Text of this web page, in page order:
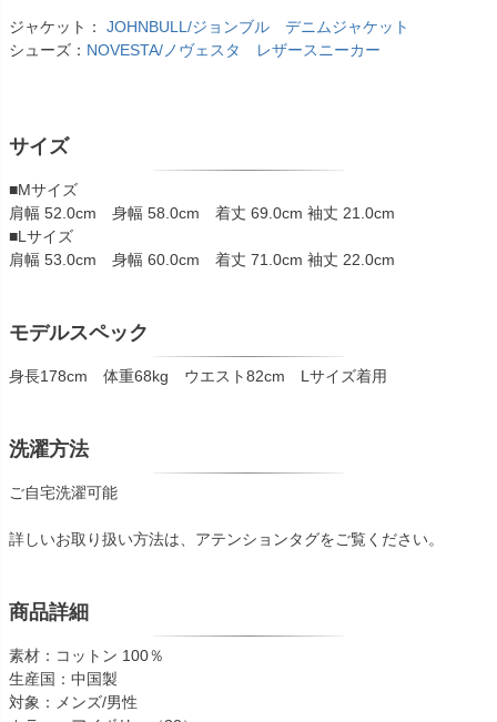
ジャケット：
JOHNBULL/ジョンブル デニムジャケット
シューズ： NOVESTA/ノヴェスタ レザースニーカー
サイズ
■Mサイズ
肩幅 52.0cm 身幅 58.0cm 着丈 69.0cm 袖丈 21.0cm
■Lサイズ
肩幅 53.0cm 身幅 60.0cm 着丈 71.0cm 袖丈 22.0cm
モデルスペック
身長178cm 体重68kg ウエスト82cm Lサイズ着用
洗濯方法
ご自宅洗濯可能
詳しいお取り扱い方法は、アテンションタグをご覧ください。
商品詳細
素材：コットン 100％
生産国：中国製
対象：メンズ/男性